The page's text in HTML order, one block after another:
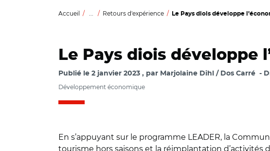
Accueil ... Retours d'expérience Le Pays diois développe
Le Pays diois développe
Publié le 2 janvier 2023 par Marjolaine Dihl / Dos Carré
Développement économique
En s’appuyant sur le programme LEADER, la
tourisme hors saisons et la réimplantation d’activités